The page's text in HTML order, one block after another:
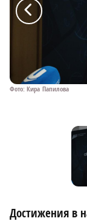
Фото: Кира Папилова
a
Достижения в